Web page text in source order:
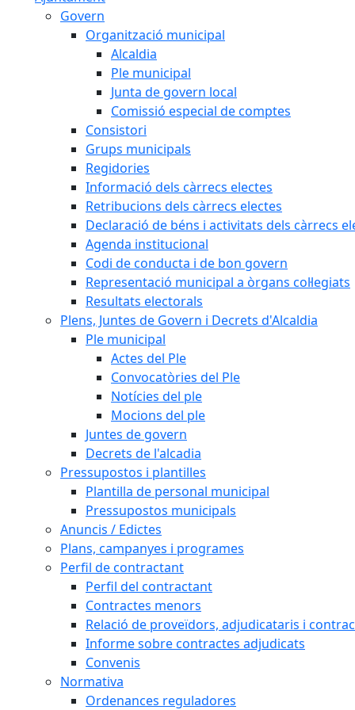
Govern
Organització municipal
Alcaldia
Ple municipal
Junta de govern local
Comissió especial de comptes
Consistori
Grups municipals
Regidories
Informació dels càrrecs electes
Retribucions dels càrrecs electes
Declaració de béns i activitats dels càrrecs
Agenda institucional
Codi de conducta i de bon govern
Representació municipal a òrgans col·legiats
Resultats electorals
Plens, Juntes de Govern i Decrets d'Alcaldia
Ple municipal
Actes del Ple
Convocatòries del Ple
Notícies del ple
Mocions del ple
Juntes de govern
Decrets de l'alcadia
Pressupostos i plantilles
Plantilla de personal municipal
Pressupostos municipals
Anuncis / Edictes
Plans, campanyes i programes
Perfil de contractant
Perfil del contractant
Contractes menors
Relació de proveïdors, adjudicataris i
Informe sobre contractes adjudicats
Convenis
Normativa
Ordenances reguladores